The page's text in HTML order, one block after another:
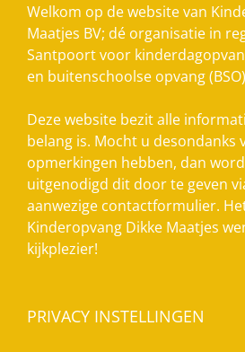
Welkom op de website van
Maatjes BV; dé organisatie in
Santpoort voor
en buitenschoolse opvang
Deze website bezit alle
belang is. Mocht u desondanks
opmerkingen hebben, dan
uitgenodigd dit door te geven
aanwezige contactformulier.
Kinderopvang Dikke Maatjes
kijkplezier!
PRIVACY INSTELLINGEN